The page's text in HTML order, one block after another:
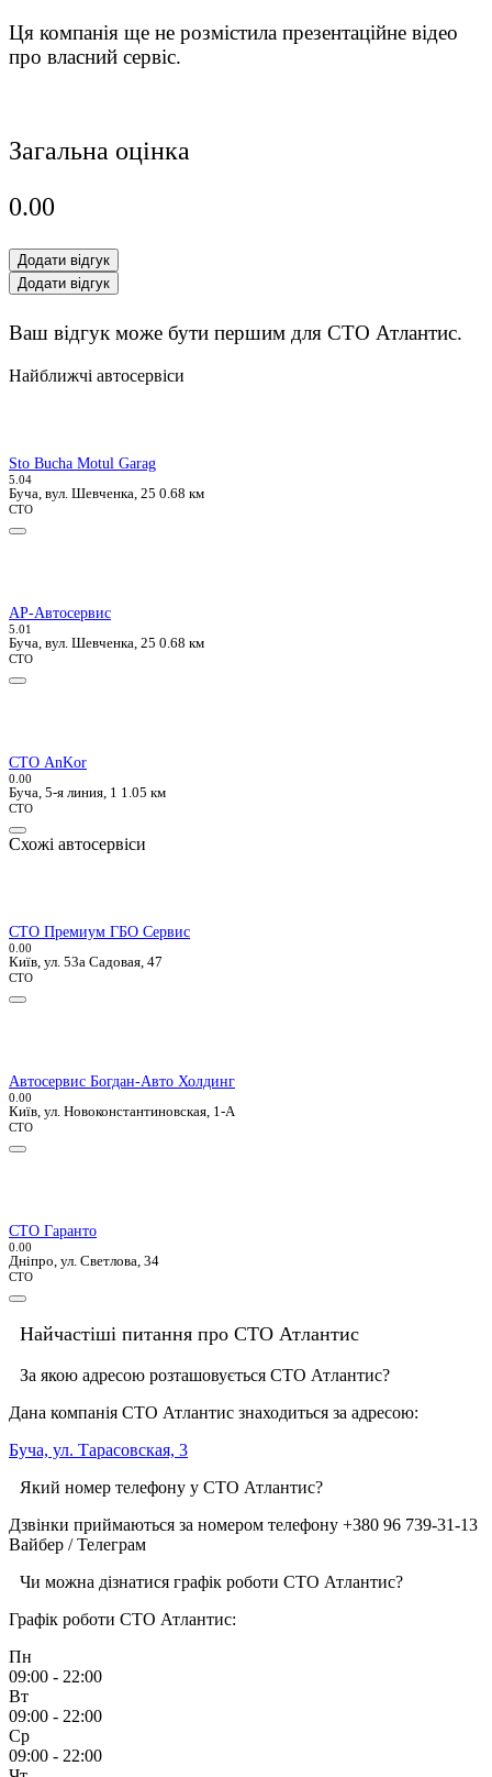
Ця компанія ще не розмістила презентаційне відео
про власний сервіс.
Загальна оцінка
0.00
Додати відгук
Додати відгук
Ваш відгук може бути першим для СТО Атлантис.
Найближчі автосервіси
Sto Bucha Motul Garag
5.04
Буча, вул. Шевченка, 25 0.68 км
СТО
АР-Автосервис
5.01
Буча, вул. Шевченка, 25 0.68 км
СТО
СТО AnKor
0.00
Буча, 5-я линия, 1 1.05 км
СТО
Схожі автосервіси
СТО Премиум ГБО Сервис
0.00
Київ, ул. 53а Садовая, 47
СТО
Автосервис Богдан-Авто Холдинг
0.00
Київ, ул. Новоконстантиновская, 1-А
СТО
СТО Гаранто
0.00
Дніпро, ул. Светлова, 34
СТО
Найчастіші питання про СТО Атлантис
За якою адресою розташовується СТО Атлантис?
Дана компанія СТО Атлантис знаходиться за адресою:
Буча, ул. Тарасовская, 3
Який номер телефону у СТО Атлантис?
Дзвінки приймаються за номером телефону +380 96 739-31-13
Вайбер / Телеграм
Чи можна дізнатися графік роботи СТО Атлантис?
Графік роботи СТО Атлантис:
Пн
09:00 - 22:00
Вт
09:00 - 22:00
Ср
09:00 - 22:00